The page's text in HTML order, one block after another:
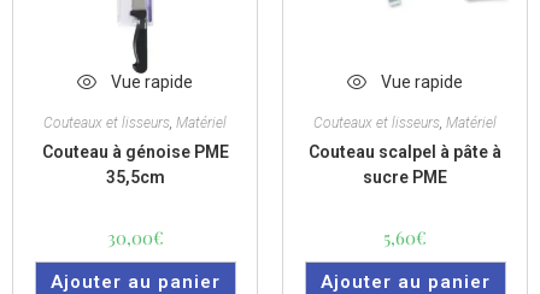
Vue rapide
Couteaux et lisseurs Matériel
Couteau à génoise PME
35,5cm
30,00€
Ajouter au panier
Vue rapide
Couteaux et lisseurs Matériel
Couteau scalpel à pâte à
sucre PME
5,60€
Ajouter au panier